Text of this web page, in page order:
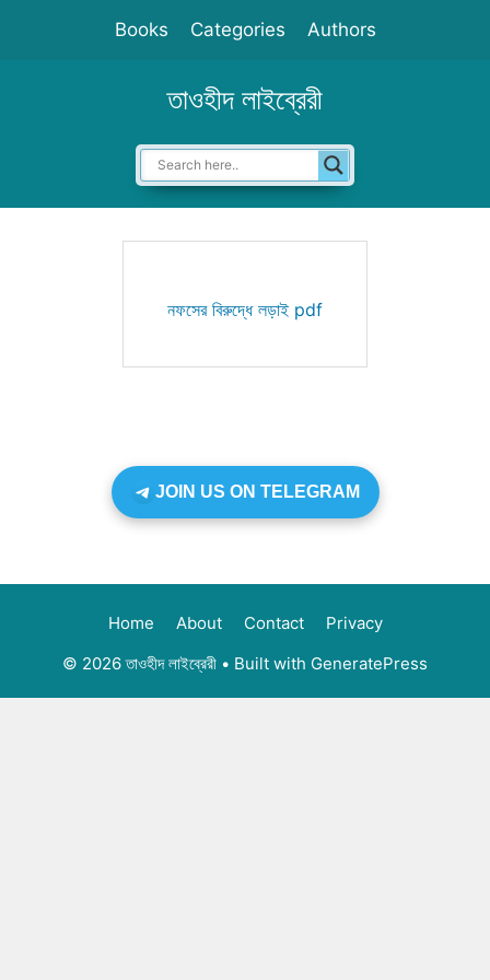
Books Categories Authors
তাওহীদ লাইব্রেরী
নফসের বিরুদ্ধে লড়াই pdf
JOIN US ON TELEGRAM
Home About Contact
Privacy
© 2026 তাওহীদ লাইব্রেরী • Built with GeneratePress